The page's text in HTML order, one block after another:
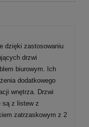
dzięki zastosowaniu
drzwi
biurowym. Ich
dodatkowego
wnętrza. Drzwi
są z listew z
zatrzaskowym z 2